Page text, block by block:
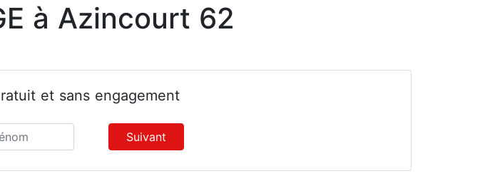
à Azincourt 62
et sans engagement
Suivant